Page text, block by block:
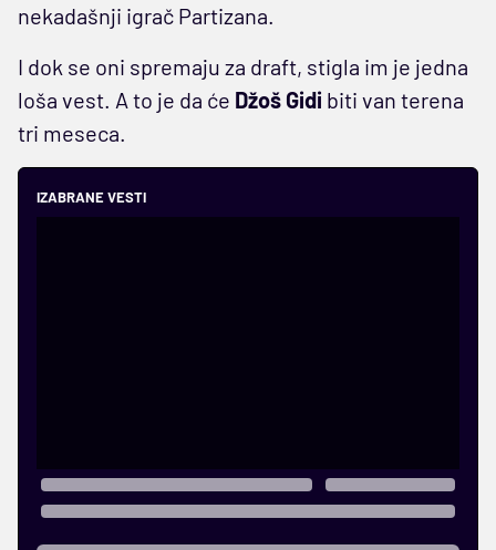
nekadašnji igrač Partizana.
I dok se oni spremaju za draft, stigla im je jedna
loša vest. A to je da će Džoš Gidi biti van terena
tri meseca.
IZABRANE VESTI